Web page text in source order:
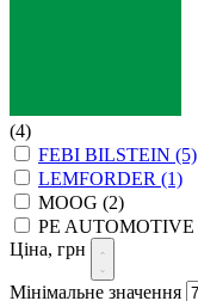
(4)
FEBI BILSTEIN (5)
LEMFORDER (1)
MOOG (2)
PE AUTOMOTIVE
Ціна, грн
Мінімальне значення